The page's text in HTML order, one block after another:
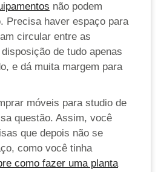
não podem
Precisa haver espaço para
circular entre as
de tudo apenas
e dá muita margem para
móveis para studio de
questão. Assim, você
que depois não se
como você tinha
como fazer uma planta